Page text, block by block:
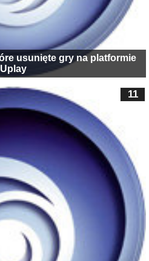
usunięte gry na platformie
Uplay
11